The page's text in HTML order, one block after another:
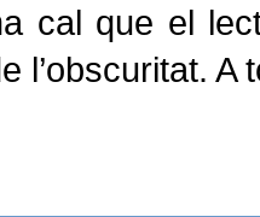
cal que el
l’obscuritat.